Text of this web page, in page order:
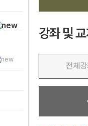
강좌 및
전체